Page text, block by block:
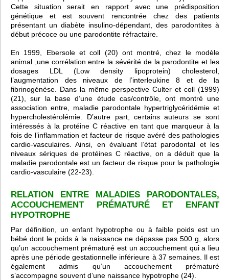
Cette situation serait en rapport avec une prédisposition
génétique et est souvent rencontrée chez des patients
présentant un diabète insulino-dépendant, des parodontites à
début précoce ou une parodontite réfractaire.
En 1999, Ebersole et coll (20) ont montré, chez le modèle
animal ,une corrélation entre la sévérité de la parodontite et les
dosages LDL (Low density lipoprotein) cholesterol,
l’augmentation des niveaux de l’interleukine 8 et de la
fibrinogénèse. Dans la même perspective Culter et coll (1999)
(21), sur la base d’une étude cas/contrôle, ont montré une
association entre, maladie parodontale hypertriglycéridémie et
hypercholestérolémie. D’autre part, certains auteurs se sont
intéressés à la protéine C réactive en tant que marqueur à la
fois de l’inflammation et facteur de risque avéré des pathologies
cardio-vasculaires. Ainsi, en évaluant l’état parodontal et les
niveaux sériques de protéines C réactive, on a déduit que la
maladie parodontale est un facteur de risque pour la pathologie
cardio-vasculaire (22-23).
RELATION ENTRE MALADIES PARODONTALES,
ACCOUCHEMENT PRÉMATURÉ ET ENFANT
HYPOTROPHE
Par définition, un enfant hypotrophe ou à faible poids est un
bébé dont le poids à la naissance ne dépasse pas 500 g, alors
qu’un accouchement prématuré est un accouchement qui a lieu
après une période gestationnelle inférieure à 37 semaines. Il est
également admis qu’un accouchement prématuré
s’accompagne souvent d’une naissance hypotrophe (24).